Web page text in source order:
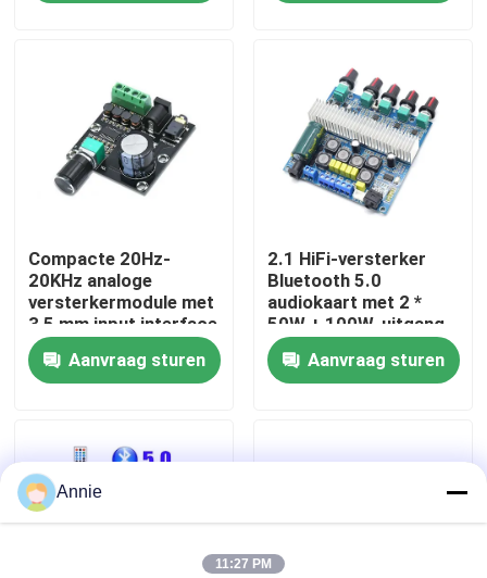
Over Ons
Fabriekstour
Neem contact met ons op
Nieuws
Blog
Versterkerbordmodule
Compacte 20Hz-
20KHz analoge
versterkermodule met
3,5 mm input interface
en zilveren afwerking
Aanvraag sturen
2.1 HiFi-versterker
Bluetooth 5.0
audiokaart met 2 *
50W + 100W-uitgang
en DC12 ~ 24V-
voedingAanvraag sturen
Annie
11:27 PM